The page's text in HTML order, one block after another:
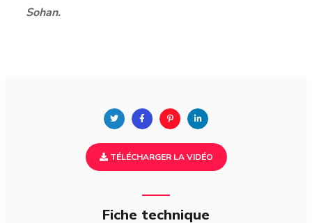
Sohan.
TÉLÉCHARGER LA VIDÉO
Fiche technique